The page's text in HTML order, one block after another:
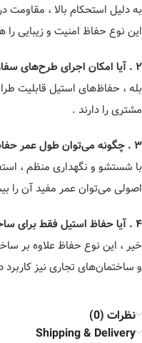
به دلیل استحکام بالا ،
این نوع حفاظ امنیت و زیبایی
۲ . آیا امکان اجرای طرح‌های سفارشی وجود دارد ؟
بله ، حفاظ‌های استیل قابلیت
مشتری را دارند .
۳ . چگونه می‌توان طول عمر حفاظ استیل را افزایش داد ؟
با شستشو و نگهداری منظم ،
اصولی می‌توان عمر مفید آن را
۴ . آیا حفاظ استیل فقط برای ساختمان‌های مسکونی مناسب است ؟
خیر ، این نوع حفاظ علاوه بر
و ساختمان‌های تجاری نیز کاربرد
نظرات (0)
Shipping & Delivery